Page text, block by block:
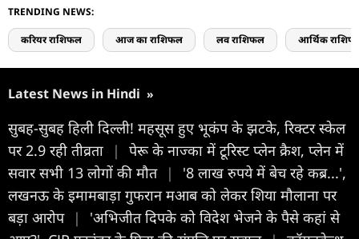
TRENDING NEWS:
करियर राशिफल आज का राशिफल लव राशिफल आर्थिक
Latest News in Hindi »
सुबह-सुबह हिली दिल्ली! महसूस हुए भूकंप के झटके, रिक्टर स्केल
पर 2.9 रही तीव्रता
|
पेरू के नाज्का में टूरिस्ट प्लेन क्रैश, प्लेन में
सवार सभी 13 लोगों की मौत |
'8 लाख रुपये में बेच रहे कब्र...',
लखनऊ के इमामबाड़ा गुफरान मआब को लेकर शिया मौलाना पर
बड़ा आरोप |
'अभिजीत दिपके को विदेश भेजने के पैसे कहां से